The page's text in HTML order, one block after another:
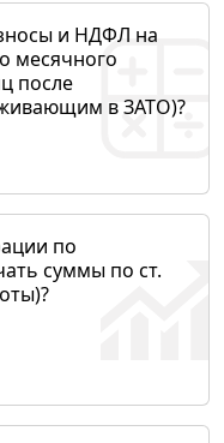
и НДФЛ на
месячного
после
в ЗАТО)?
по
суммы по ст.